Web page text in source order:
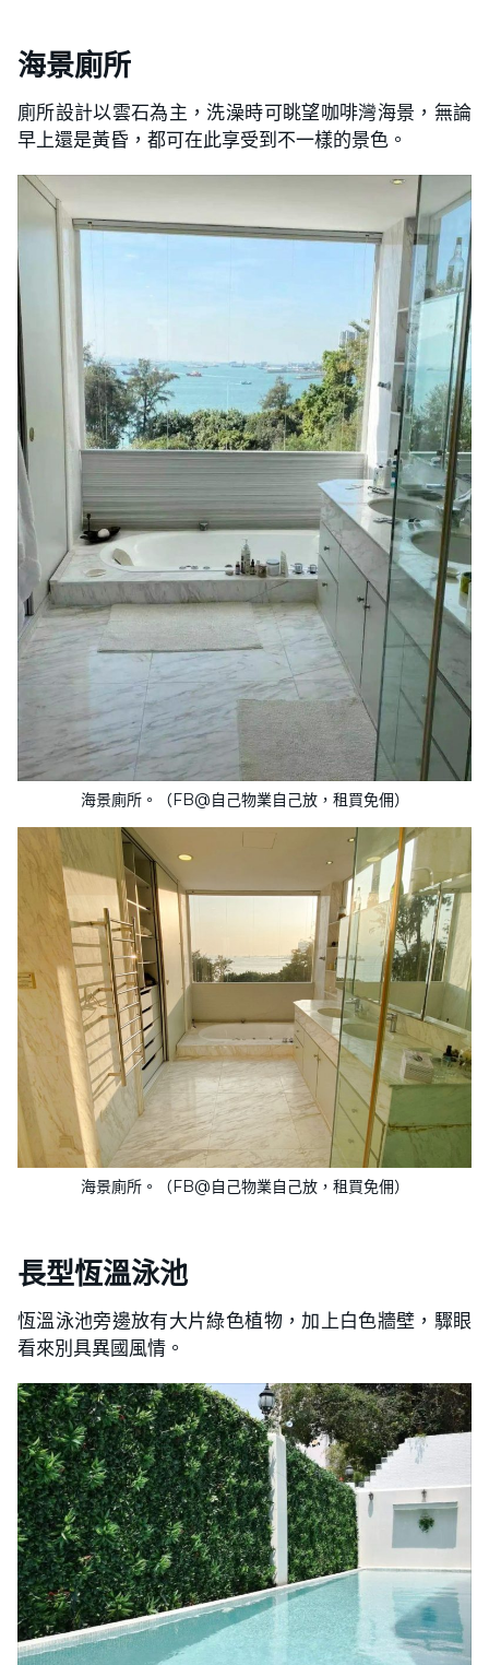
海景廁所
廁所設計以雲石為主，洗澡時可眺望咖啡灣海景，無論
早上還是黃昏，都可在此享受到不一樣的景色。
海景廁所。（FB@自己物業自己放，租買免佣）
海景廁所。（FB@自己物業自己放，租買免佣）
長型恆溫泳池
恆溫泳池旁邊放有大片綠色植物，加上白色牆壁，驟眼
看來別具異國風情。